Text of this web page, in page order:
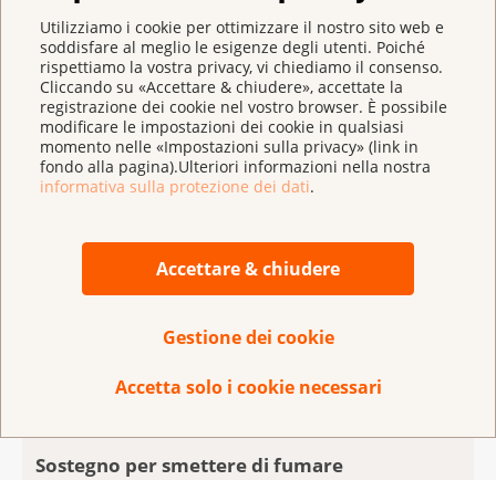
Utilizziamo i cookie per ottimizzare il nostro sito web e
soddisfare al meglio le esigenze degli utenti. Poiché
rispettiamo la vostra privacy, vi chiediamo il consenso.
Cliccando su «Accettare & chiudere», accettate la
registrazione dei cookie nel vostro browser. È possibile
modificare le impostazioni dei cookie in qualsiasi
momento nelle «Impostazioni sulla privacy» (link in
fondo alla pagina).Ulteriori informazioni nella nostra
informativa sulla protezione dei dati.
Accettare & chiudere
Gestione dei cookie
Accetta solo i cookie necessari
Un gruppo di lavoro interdisciplinare sta attualmente
accompagnando l'introduzione di un programma di
screening del cancro al polmone e sostenendo
l'implementazione di altri programmi pilota in
Svizzera. In quest’ambito, la Lega contro il cancro
auspica una definizione della popolazione a rischio la
più ampia possibile, che includa ad esempio i
come le persone che hanno fumato almeno 20
sigarette al giorno per 20 anni. Tutti i soggetti a
rischio che possono trarre beneficio dallo screening
del cancro del polmone devono essere raggiunti.
Sostegno per smettere di fumare